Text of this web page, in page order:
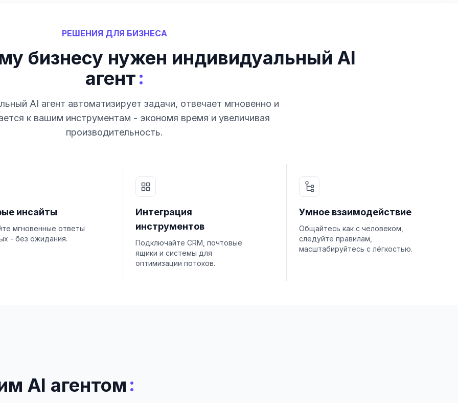
РЕШЕНИЯ ДЛЯ БИЗНЕСА
бизнесу нужен индивидуальный AI
агент:
AI агент автоматизирует задачи, отвечает мгновенно и
к вашим инструментам - экономя время и увеличивая
производительность.
инсайты
мгновенные ответы
- без ожидания.
Интеграция
инструментов
Подключайте CRM, почтовые
ящики и системы для
оптимизации потоков.
Умное взаимодействие
Общайтесь как с человеком,
следуйте правилам,
масштабируйтесь с лёгкостью.
AI агентом :